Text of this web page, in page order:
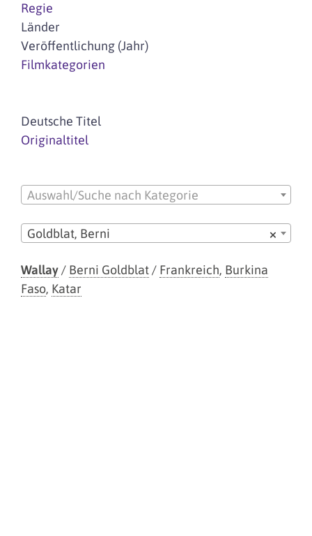
Regie
Länder
Veröffentlichung (Jahr)
Filmkategorien
Deutsche Titel
Originaltitel
Auswahl/Suche nach Kategorie
×
Goldblat, Berni
Wallay/ Berni Goldblat/ Frankreich, Burkina
Faso, Katar